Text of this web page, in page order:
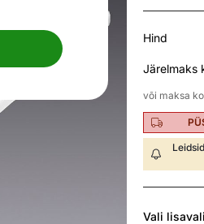
Hind
Järelmaks
või maksa
Vali